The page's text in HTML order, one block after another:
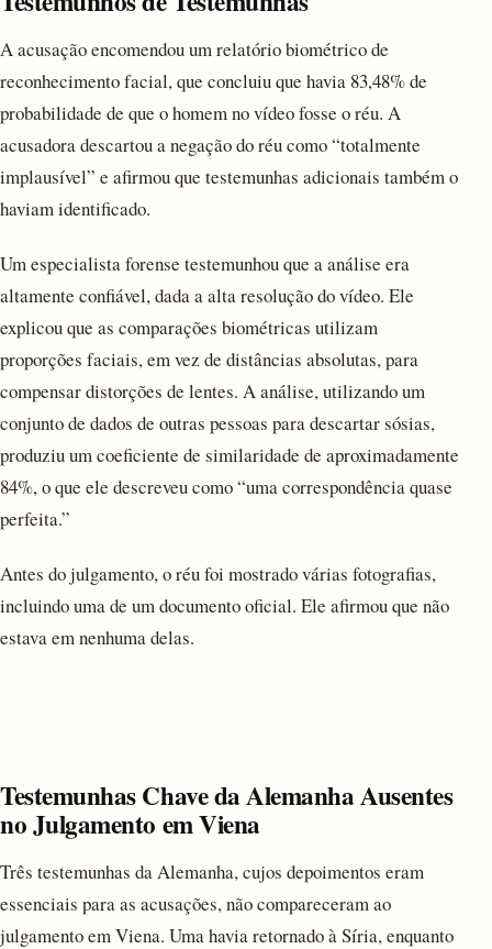
A acusação encomendou um relatório biométrico de
reconhecimento facial, que concluiu que havia 83,48% de
probabilidade de que o homem no vídeo fosse o réu. A
acusadora descartou a negação do réu como “totalmente
implausível” e afirmou que testemunhas adicionais também o
haviam identificado.
Um especialista forense testemunhou que a análise era
altamente confiável, dada a alta resolução do vídeo. Ele
explicou que as comparações biométricas utilizam
proporções faciais, em vez de distâncias absolutas, para
compensar distorções de lentes. A análise, utilizando um
conjunto de dados de outras pessoas para descartar sósias,
produziu um coeficiente de similaridade de aproximadamente
84%, o que ele descreveu como “uma correspondência quase
perfeita.”
Antes do julgamento, o réu foi mostrado várias fotografias,
incluindo uma de um documento oficial. Ele afirmou que não
estava em nenhuma delas.
Testemunhas Chave da Alemanha Ausentes
no Julgamento em Viena
Três testemunhas da Alemanha, cujos depoimentos eram
essenciais para as acusações, não compareceram ao
julgamento em Viena. Uma havia retornado à Síria, enquanto